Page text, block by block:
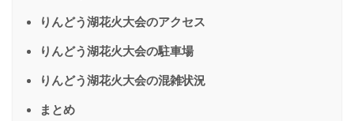
りんどう湖花火大会のアクセス
りんどう湖花火大会の駐車場
りんどう湖花火大会の混雑状況
まとめ